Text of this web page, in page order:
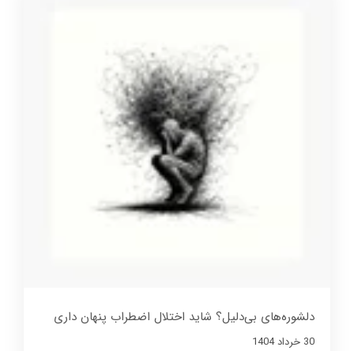
دلشوره‌های بی‌دلیل؟ شاید اختلال اضطراب پنهان داری
30 خرداد 1404